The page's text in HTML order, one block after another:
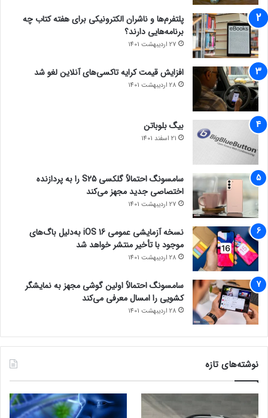
پلتفرم‌ها و ناشران الکترونیکی برای هفته کتاب چه
برنامه‌هایی دارند؟
27 اردیبهشت 1401
افزایش قیمت کرایه تاکسی‌های آنلاین لغو شد
28 اردیبهشت 1401
بیگ بلوباتن
21 اسفند 1401
سامسونگ احتمالاً گلکسی S25 را به پردازنده
اختصاصی جدید مجهز می‌کند
27 اردیبهشت 1401
نسخه آزمایشی عمومی iOS 16 به‌دلیل باگ‌های
موجود با تأخیر منتشر خواهد شد
28 اردیبهشت 1401
سامسونگ احتمالاً اولین گوشی مجهز به نمایشگر
کشویی را امسال معرفی می‌کند
28 اردیبهشت 1401
نوشته‌های تازه